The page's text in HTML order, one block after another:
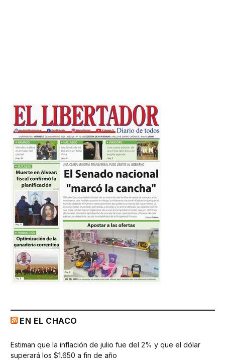
EN EL CHACO
Estiman que la inflación de julio fue del 2% y que el dólar
superará los $1.650 a fin de año